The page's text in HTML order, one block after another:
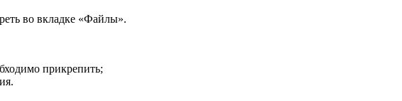
во вкладке «Файлы».
прикрепить;